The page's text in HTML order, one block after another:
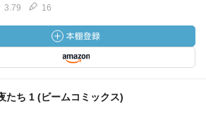
3.79 16
たち 1 (ビームコミックス)